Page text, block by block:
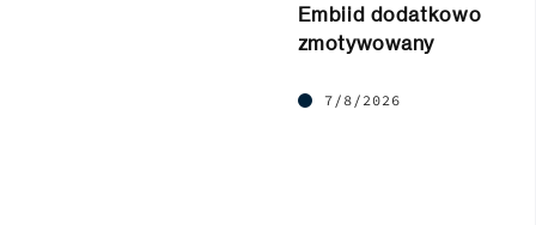
Embiid dodatkowo
zmotywowany
7/8/2026